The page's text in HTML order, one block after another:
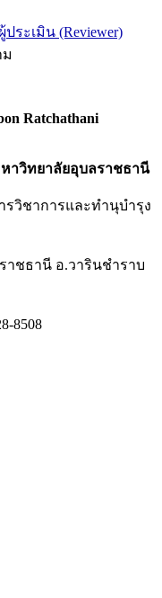
ระเมิน (Reviewer)
Ratchathani
าวิทยาลัยอุบลราชธานี
รวิชาการและทำนุบำรุง
าชธานี อ.วารินชำราบ
8508